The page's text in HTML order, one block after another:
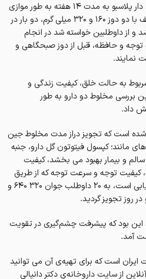
در یک پژوهش دوسوکور -کنترل دار پلاسبو به مدت ۱۴ هفته به طور موازی
ارزیابی‌ های مکرر در مراکز مختلف با دو دوز ۱۶۰ و ۳۲۰ میلی گرم، دو بار در
بررسی شد و از داوطلبین خواسته شد در انجام
توجه و حافظه، قبل از دوز صبحگاهی و
به حالت خلق، کیفیت زندگی و
بررسی مخلوط دو دارو به طور
داد.
است که تجویز دراز مدت مخلوط جین
مانند؛ کپسول فیتوتون گل دارو، جنبه
و بیمار بهبود می بخشد، کیفیت
توجه و سرعت توجه که از طریق
برنامه های کامپیوتری قابل ارزیابی است، به ۲۰ داوطلب جوان ۳۲۰ ۶۴۰ و
این بود که پیشرفت چشم‌گیری در تقویت
آمد.
است که برای تهیه‌ی آن می‌ توانید
از سایت داروخانه‌‌ی دکتر دانیالی